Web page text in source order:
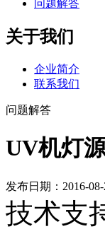
问题解答
关于我们
企业简介
联系我们
问题解答
UV机灯
发布日期：2016-
技术支